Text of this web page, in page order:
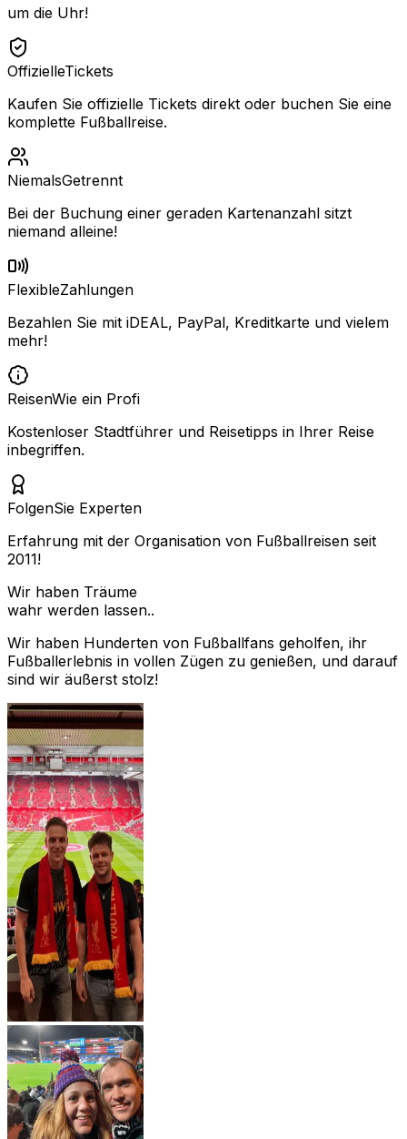
um die Uhr!
OffizielleTickets
Kaufen Sie offizielle Tickets direkt oder buchen Sie eine
komplette Fußballreise.
NiemalsGetrennt
Bei der Buchung einer geraden Kartenanzahl sitzt
niemand alleine!
FlexibleZahlungen
Bezahlen Sie mit iDEAL, PayPal, Kreditkarte und vielem
mehr!
ReisenWie ein Profi
Kostenloser Stadtführer und Reisetipps in Ihrer Reise
inbegriffen.
FolgenSie Experten
Erfahrung mit der Organisation von Fußballreisen seit
2011!
Wir haben Träume
wahr werden lassen..
Wir haben Hunderten von Fußballfans geholfen, ihr
Fußballerlebnis in vollen Zügen zu genießen, und darauf
sind wir äußerst stolz!